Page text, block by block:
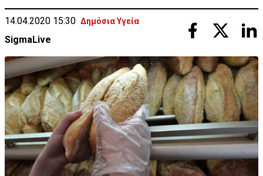
14.04.2020 15:30 Δημόσια Υγεία
SigmaLive